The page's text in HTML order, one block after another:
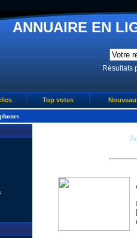
ANNUAIRE EN
Résultats
Top votes